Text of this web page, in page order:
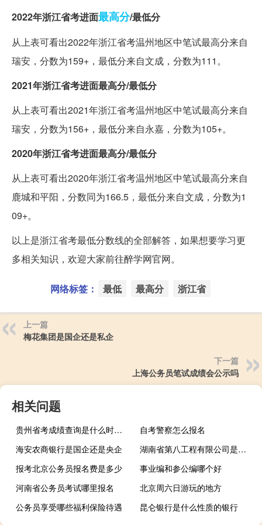
2022年浙江省考进面最高分/最低分
从上表可看出2022年浙江省考温州地区中笔试最高分来自
瑞安，分数为159+，最低分来自文成，分数为111。
2021年浙江省考进面最高分/最低分
从上表可看出2021年浙江省考温州地区中笔试最高分来自
瑞安，分数为156+，最低分来自永嘉，分数为105+。
2020年浙江省考进面最高分/最低分
从上表可看出2020年浙江省考温州地区中笔试最高分来自
鹿城和平阳，分数同为166.5，最低分来自文成，分数为1
09+。
以上是浙江省考最低分数线的全部解答，如果想要学习更
多相关知识，欢迎大家前往醉学网官网。
网络标签： 最低 最高分 浙江省
上一篇
梅花集团是国企还是私企
下一篇
上海公务员笔试成绩会公示吗
相关问题
贵州省考成绩查询是什么时候公布
自考警察怎么报名
海安农商银行是国企还是央企
湖南省第八工程有限公司是国企吗
报考北京公务员报名费是多少
事业编和参公编哪个好
河南省公务员考试哪里报名
北京周六日游玩的地方
公务员享受哪些福利保险待遇
昆仑银行是什么性质的银行